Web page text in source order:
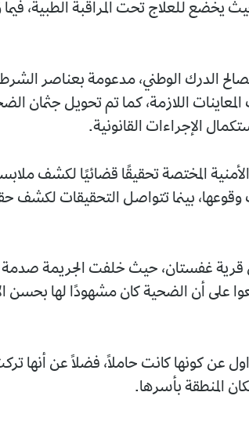
يخضع للعلاج تحت المراقبة الطبية،
الدرك الوطني، مدعومة بعناصر
اللازمة، كما تم تحويل جثمان
الإجراءات القانونية.
المختصة تحقيقًا قضائيًا لكشف
وقوعها، بينما تتواصل التحقيقات لكشف
قرية غفستان، حيث خلفت الجريمة صدمة
على أن الضحية كان مشهودًا لها بحسن
عن كونها كانت حاملاً، فضلًا عن أنها
المنطقة بأسرها.